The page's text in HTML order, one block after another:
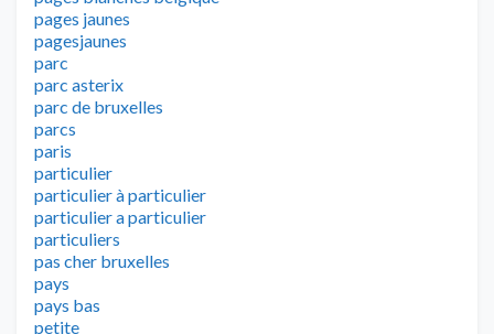
pages jaunes
pagesjaunes
parc
parc asterix
parc de bruxelles
parcs
paris
particulier
particulier à particulier
particulier a particulier
particuliers
pas cher bruxelles
pays
pays bas
petite